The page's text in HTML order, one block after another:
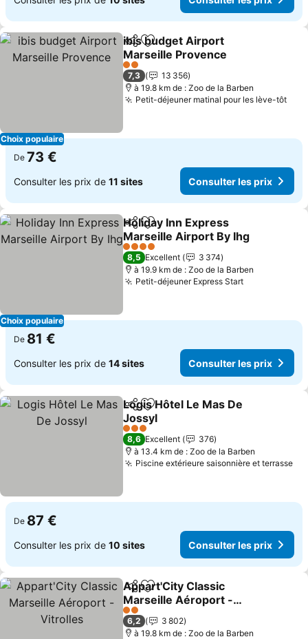
Choix populaire
PartagerAjouter à mes favoris
ibis budget Airport
Marseille Provence
Consulter les prix
2 Étoiles
7,3
13 356
à 19.8 km de : Zoo de la Barben
Petit-déjeuner matinal pour les lève-tôt
De 73 €
Consulter les prix de 11 sites Consulter les prix
Choix populaire
PartagerAjouter à mes favoris
Holiday Inn Express
Marseille Airport By Ihg
Consulter les prix
4 Étoiles
8,5 Excellent
3 374
à 19.9 km de : Zoo de la Barben
Petit-déjeuner Express StartConsulter
De 81 €
Consulter les prix de 14 sites Consulter les prix
PartagerAjouter à mes favoris
Logis Hôtel Le Mas De
Jossyl
Consulter les prix
3 Étoiles
8,6 Excellent
376
à 13.4 km de : Zoo de la Barben
Piscine extérieure saisonnière et terrasse
De 87 €
Consulter les prix de 10 sites Consulter les prix
PartagerAjouter à mes favoris
Appart'City Classic
Marseille Aéroport -
Vitrolles
Consulter les prix
2 Étoiles
6,2
3 802
à 19.8 km de : Zoo de la Barben